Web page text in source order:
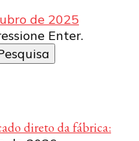
de 2025
Enter.
direto da fábrica: